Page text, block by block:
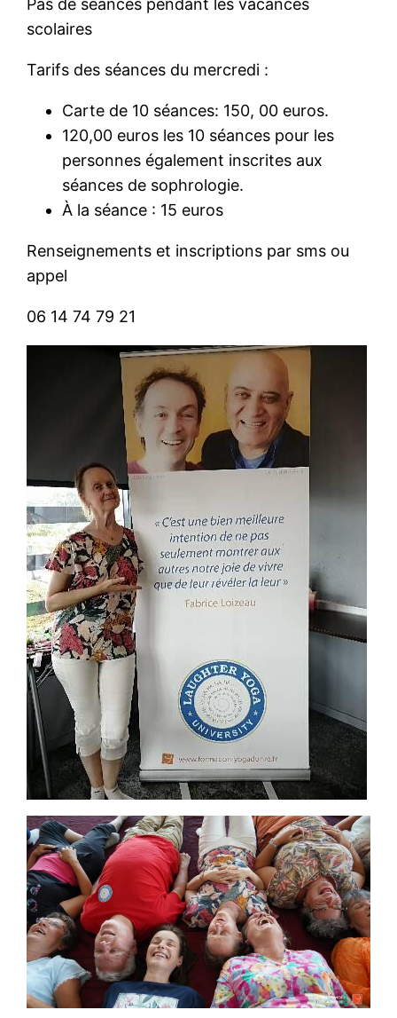
Pas de séances pendant les vacances
scolaires
Tarifs des séances du mercredi :
Carte de 10 séances: 150, 00 euros.
120,00 euros les 10 séances pour les
personnes également inscrites aux
séances de sophrologie.
À la séance : 15 euros
Renseignements et inscriptions par sms ou
appel
06 14 74 79 21